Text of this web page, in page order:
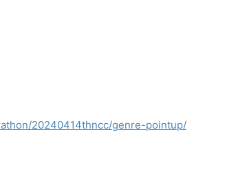
20240414thncc/genre-pointup/